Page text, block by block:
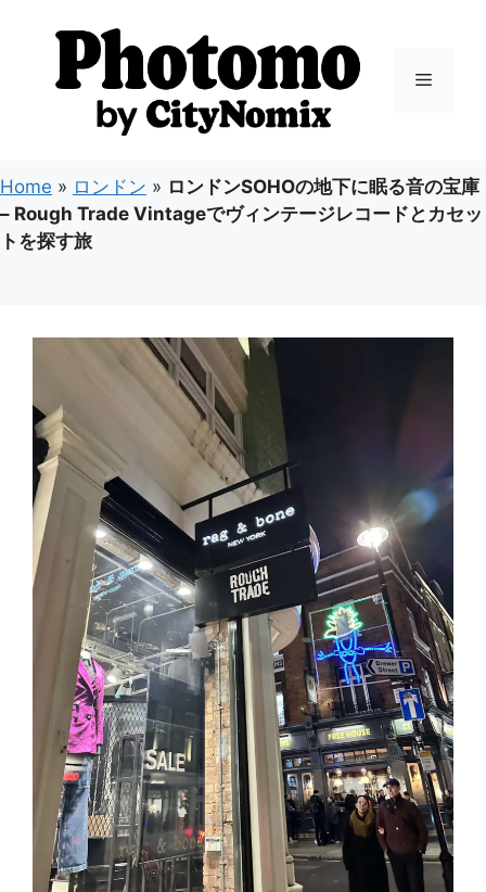
ス
キ
ッ
プ
メ
ュ
Home » ロンドン » ロンドンSOHOの地下に眠る音の宝庫
– Rough Trade Vintageでヴィンテージレコードとカセッ
トを探す旅